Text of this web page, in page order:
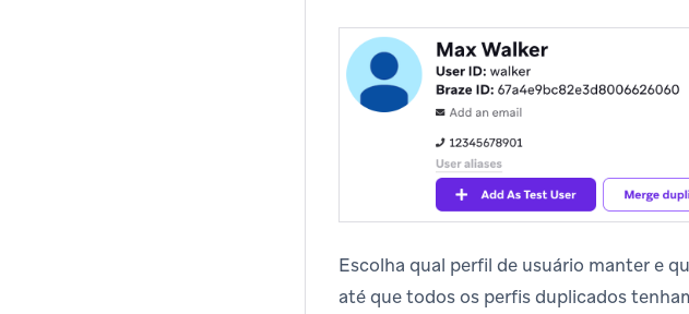
Escolha qual perfil de usuário manter e
até que todos os perfis duplicados